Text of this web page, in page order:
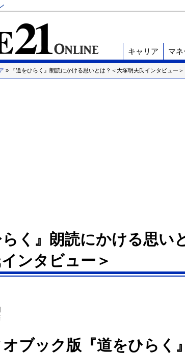
キャリア マネ
» 『道をひらく』朗読にかける思いとは？＜大塚明夫氏インタビュー＞
らく』朗読にかける思い
ンタビュー＞
ブック版『道をひらく